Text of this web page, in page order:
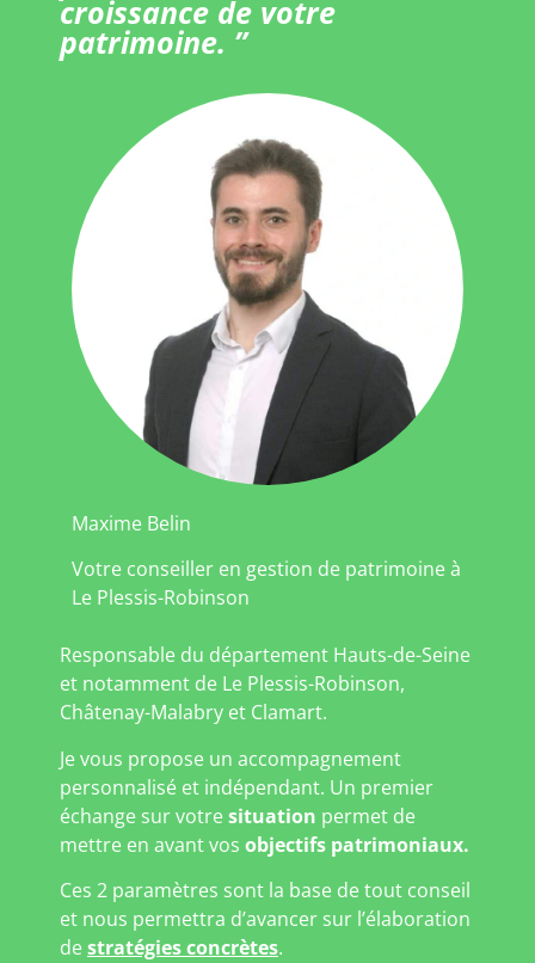
croissance de votre
patrimoine. ”
Maxime Belin
Votre conseiller en gestion de patrimoine à
Le Plessis-Robinson
Responsable du département Hauts-de-Seine
et notamment de Le Plessis-Robinson,
Châtenay-Malabry et Clamart.
Je vous propose un accompagnement
personnalisé et indépendant. Un premier
échange sur votresituation permet de
mettre en avant vos objectifs patrimoniaux.
Ces 2 paramètres sont la base de tout conseil
et nous permettra d’avancer sur l’élaboration
destratégies concrètes.